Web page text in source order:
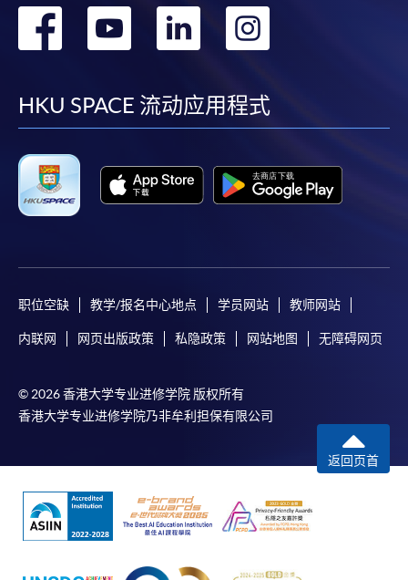
转
facebook
转
youtube
转
linkedin
转
HKU SPACE 流动应用程式
职位空缺 教学/报名中心地点 学员网站 教师网站
内联网 网页出版政策 私隐政策 网站地图 无障碍网页
© 2026 香港大学专业进修学院 版权所有
香港大学专业进修学院乃非牟利担保有限公司
返回页首